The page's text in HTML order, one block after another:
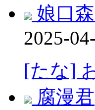
娘口
2025-
[たな]
腐漫君